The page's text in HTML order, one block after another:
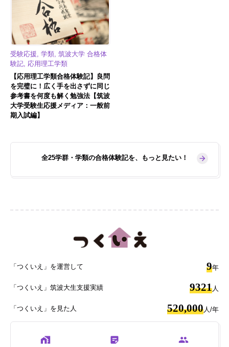
受験応援, 学類, 筑波大学 合格体
験記, 応用理工学類
【応用理工学類合格体験記】良問
を完璧に！広く手を出さずに同じ
参考書を何度も解く勉強法【筑波
大学受験生応援メディア：一般前
期入試編】
全25学群・学類の合格体験記を、もっと見たい！
「つくいえ」を運営して 9年
「つくいえ」筑波大生支援実績 9321人
「つくいえ」を見た人 520,000人/年